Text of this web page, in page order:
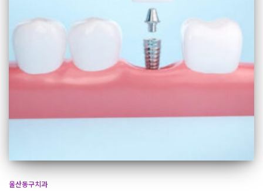
울산동구치과